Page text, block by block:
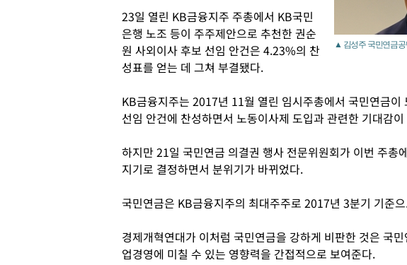
▲ 김성주 국민연금공
23일 열린 KB금융지주 주총에서 KB국민
은행 노조 등이 주주제안으로 추천한 권순
원 사외이사 후보 선임 안건은 4.23%의 찬
성표를 얻는 데 그쳐 부결됐다.
KB금융지주는 2017년 11월 열린 임시주총에서 국민연금이
선임 안건에 찬성하면서 노동이사제 도입과 관련한 기대감
하지만 21일 국민연금 의결권 행사 전문위원회가 이번 주총
지기로 결정하면서 분위기가 바뀌었다.
국민연금은 KB금융지주의 최대주주로 2017년 3분기 기준
경제개혁연대가 이처럼 국민연금을 강하게 비판한 것은 국
업경영에 미칠 수 있는 영향력을 간접적으로 보여준다.